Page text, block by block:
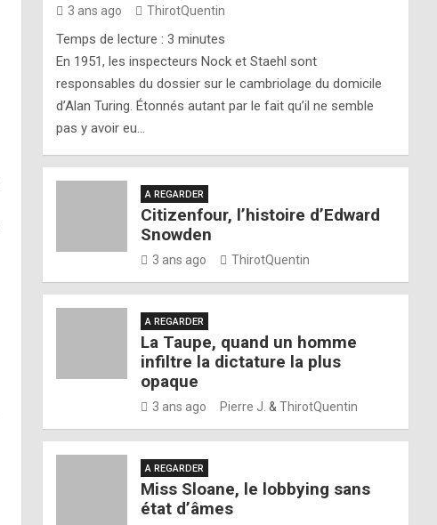
3 ans ago ThirotQuentin
Temps de lecture :3 minutes
En 1951, les inspecteurs Nock et Staehl sont
responsables du dossier sur le cambriolage du domicile
d’Alan Turing. Étonnés autant par le fait qu’il ne semble
pas y avoir eu…
A REGARDER
Citizenfour, l’histoire d’Edward
Snowden
3 ans ago ThirotQuentin
A REGARDER
La Taupe, quand un homme
infiltre la dictature la plus
opaque
3 ans ago Pierre J. &ThirotQuentin
A REGARDER
Miss Sloane, le lobbying sans
état d’âmes